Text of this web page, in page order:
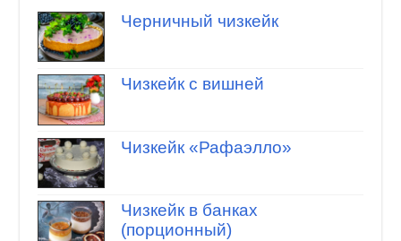
Черничный чизкейк
Чизкейк с вишней
Чизкейк «Рафаэлло»
Чизкейк в банках
(порционный)